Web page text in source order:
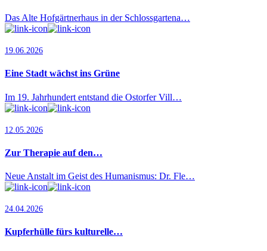
Das Alte Hofgärtnerhaus in der Schlossgartena…
19.06.2026
Eine Stadt wächst ins Grüne
Im 19. Jahrhundert entstand die Ostorfer Vill…
12.05.2026
Zur Therapie auf den…
Neue Anstalt im Geist des Humanismus: Dr. Fle…
24.04.2026
Kupferhülle fürs kulturelle…